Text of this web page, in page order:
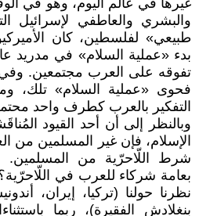
غيرها في عالم اليوم، وهو في
والبشري والعاطفي لإسرائيل
طبيعي» لفلسطين، كان
تفوقه على العرب مجتمعين.
فحوى «عملية السلام» تلك،
التفكير بالعرب كطرف واحد
وبالنظر إلى أن أحد القيود
الإسلام، فإن غير المسلمين من
شرط اللّاحرّية من
بعامة شركاء للعرب في
نظرنا حولنا (تركيا، إيران،
بنغلادش الفقيرة)، ربما